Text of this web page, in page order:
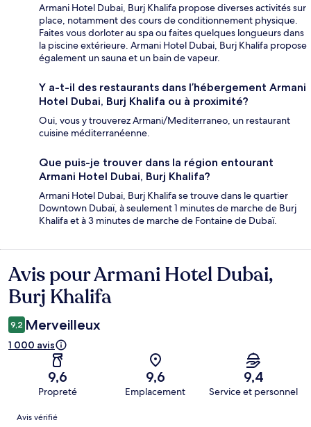
Armani Hotel Dubai, Burj Khalifa propose diverses activités sur
place, notamment des cours de conditionnement physique.
Faites vous dorloter au spa ou faites quelques longueurs dans
la piscine extérieure. Armani Hotel Dubai, Burj Khalifa propose
également un sauna et un bain de vapeur.
Y a-t-il des restaurants dans l’hébergement Armani
Hotel Dubai, Burj Khalifa ou à proximité?
Oui, vous y trouverez Armani/Mediterraneo, un restaurant
cuisine méditerranéenne.
Que puis-je trouver dans la région entourant
Armani Hotel Dubai, Burj Khalifa?
Armani Hotel Dubai, Burj Khalifa se trouve dans le quartier
Downtown Dubaï, à seulement 1 minutes de marche de Burj
Khalifa et à 3 minutes de marche de Fontaine de Dubaï.
Avis
Avis pour Armani Hotel Dubai,
Burj Khalifa
9,2 Merveilleux
1 000 avis
9,6
Propreté
9,6
Emplacement
9,4
Service et personnel
Avis
Avis vérifié